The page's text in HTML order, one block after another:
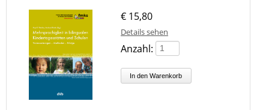
€ 15,80
Details sehen
Anzahl: